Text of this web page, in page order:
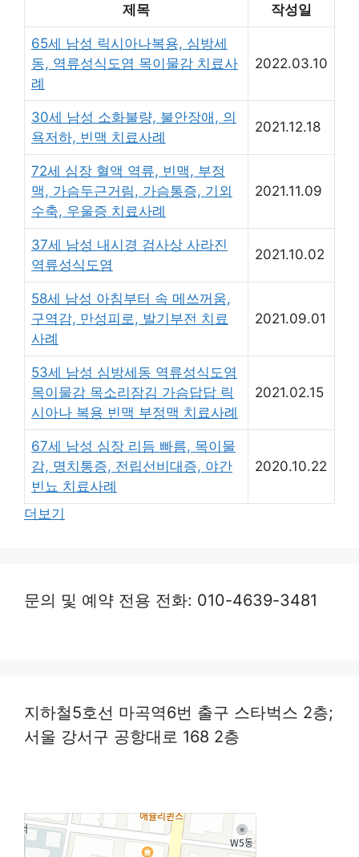
제목 작성일
65세 남성 릭시아나복용, 심방세
동, 역류성식도염 목이물감 치료사
례
2022.03.10
30세 남성 소화불량, 불안장애, 의
욕저하, 빈맥 치료사례
2021.12.18
72세 심장 혈액 역류, 빈맥, 부정
맥, 가슴두근거림, 가슴통증, 기외
수축, 우울증 치료사례
2021.11.09
37세 남성 내시경 검사상 사라진
역류성식도염
2021.10.02
58세 남성 아침부터 속 메쓰꺼움,
구역감, 만성피로, 발기부전 치료
사례
2021.09.01
53세 남성 심방세동 역류성식도염
목이물감 목소리잠김 가슴답답 릭
시아나 복용 빈맥 부정맥 치료사례
2021.02.15
67세 남성 심장 리듬 빠름, 목이물
감, 명치통증, 전립선비대증, 야간
빈뇨 치료사례
2020.10.22
더보기
문의 및 예약 전용 전화: 010-4639-3481
지하철5호선 마곡역6번 출구 스타벅스 2층;
서울 강서구 공항대로 168 2층